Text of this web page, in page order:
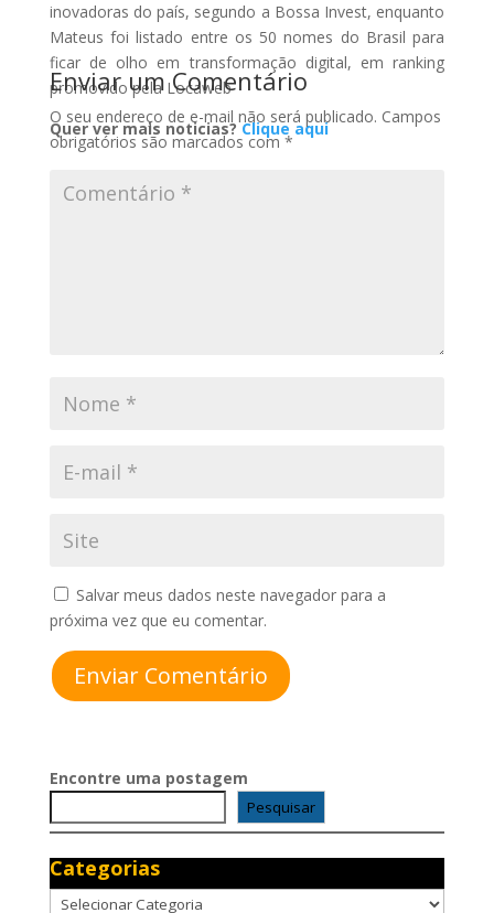
inovadoras do país, segundo a Bossa Invest, enquanto
Mateus foi listado entre os 50 nomes do Brasil para
ficar de olho em transformação digital, em ranking
promovido pela Locaweb
Quer ver mais noticias?Clique aqui
Enviar um Comentário
O seu endereço de e-mail não será publicado. Campos
obrigatórios são marcados com *
Salvar meus dados neste navegador para a
próxima vez que eu comentar.
Enviar Comentário
Encontre uma postagem
Pesquisar
Categorias
Categorias